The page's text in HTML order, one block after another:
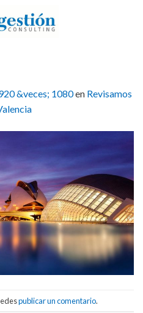
&veces; 1080en Revisamos
publicar un comentario.